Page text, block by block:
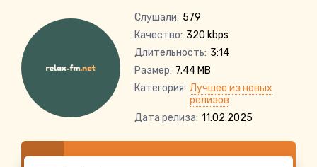
Слушали: 579
Качество: 320 kbps
Длительность: 3:14
Размер: 7.44 MB
Категория: Лучшее из новых
релизов
Дата релиза: 11.02.2025